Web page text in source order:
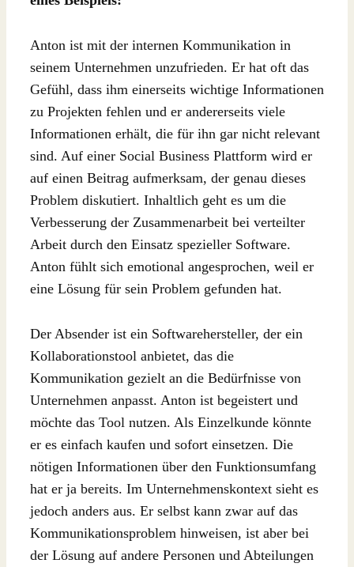
Anton ist mit der internen Kommunikation in
seinem Unternehmen unzufrieden. Er hat oft das
Gefühl, dass ihm einerseits wichtige Informationen
zu Projekten fehlen und er andererseits viele
Informationen erhält, die für ihn gar nicht relevant
sind. Auf einer Social Business Plattform wird er
auf einen Beitrag aufmerksam, der genau dieses
Problem diskutiert. Inhaltlich geht es um die
Verbesserung der Zusammenarbeit bei verteilter
Arbeit durch den Einsatz spezieller Software.
Anton fühlt sich emotional angesprochen, weil er
eine Lösung für sein Problem gefunden hat.
Der Absender ist ein Softwarehersteller, der ein
Kollaborationstool anbietet, das die
Kommunikation gezielt an die Bedürfnisse von
Unternehmen anpasst. Anton ist begeistert und
möchte das Tool nutzen. Als Einzelkunde könnte
er es einfach kaufen und sofort einsetzen. Die
nötigen Informationen über den Funktionsumfang
hat er ja bereits. Im Unternehmenskontext sieht es
jedoch anders aus. Er selbst kann zwar auf das
Kommunikationsproblem hinweisen, ist aber bei
der Lösung auf andere Personen und Abteilungen